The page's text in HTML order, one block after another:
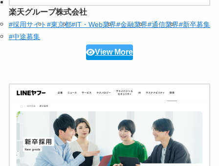
楽天グループ株式会社
#採用サイト#東京都#IT・Web業界#金融業界#通信業界#新卒募集
#中途募集
View More